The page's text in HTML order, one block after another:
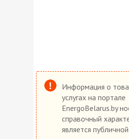
Информация о
услугах на портале
EnergoBelarus.by
справочный
является